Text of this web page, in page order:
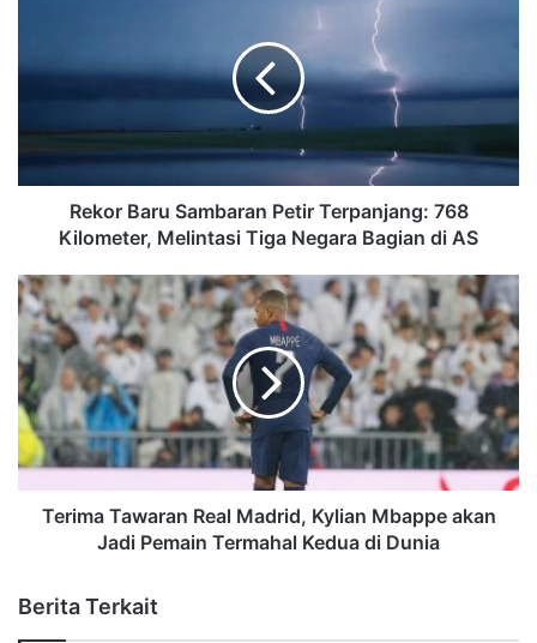
Rekor Baru Sambaran Petir Terpanjang: 768
Kilometer, Melintasi Tiga Negara Bagian di AS
Terima Tawaran Real Madrid, Kylian Mbappe akan
Jadi Pemain Termahal Kedua di Dunia
Berita Terkait